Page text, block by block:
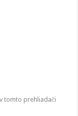
tomto prehliadači